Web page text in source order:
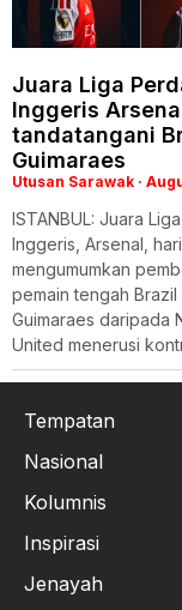
Juara Liga
Inggeris
tandatangani
Guimaraes
Utusan Sarawak
ISTANBUL: Juara
Inggeris, Arsenal,
mengumumkan
pemain tengah Brazil
Guimaraes daripada
United menerusi
Tempatan
Nasional
Kolumnis
Inspirasi
Jenayah